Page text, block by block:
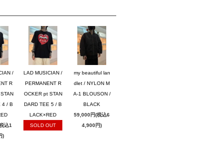
/
R
4 / B
込1
)
LAD MUSICIAN /
PERMANENT R
OCKER pt STAN
DARD TEE 5 / B
LACK×RED
SOLD OUT
my beautiful lan
dlet / NYLON M
A-1 BLOUSON /
BLACK
59,000円(税込6
4,900円)